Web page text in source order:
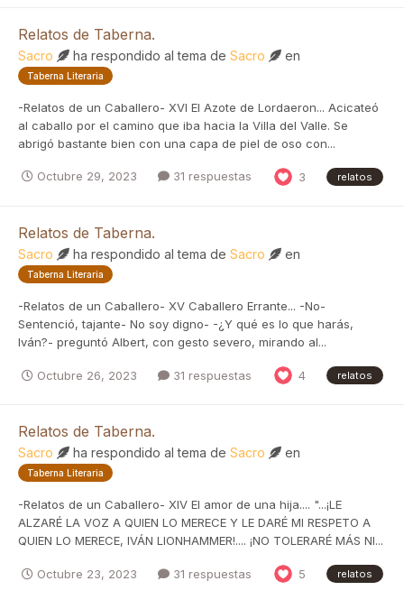
Relatos de Taberna.
Sacro ha respondido al tema de Sacro en
Taberna Literaria
-Relatos de un Caballero- XVI El Azote de Lordaeron... Acicateó
al caballo por el camino que iba hacia la Villa del Valle. Se
abrigó bastante bien con una capa de piel de oso con...
Octubre 29, 2023 31 respuestas 3 relatos
Relatos de Taberna.
Sacro ha respondido al tema de Sacro en
Taberna Literaria
-Relatos de un Caballero- XV Caballero Errante... -No-
Sentenció, tajante- No soy digno- -¿Y qué es lo que harás,
Iván?- preguntó Albert, con gesto severo, mirando al...
Octubre 26, 2023 31 respuestas 4 relatos
Relatos de Taberna.
Sacro ha respondido al tema de Sacro en
Taberna Literaria
-Relatos de un Caballero- XIV El amor de una hija.... "...¡LE
ALZARÉ LA VOZ A QUIEN LO MERECE Y LE DARÉ MI RESPETO A
QUIEN LO MERECE, IVÁN LIONHAMMER!.... ¡NO TOLERARÉ MÁS NI...
Octubre 23, 2023 31 respuestas 5 relatos